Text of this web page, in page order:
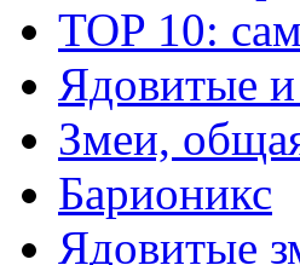
TOP 10:
Ядовитые
Змеи,
Барионикс
Ядовитые